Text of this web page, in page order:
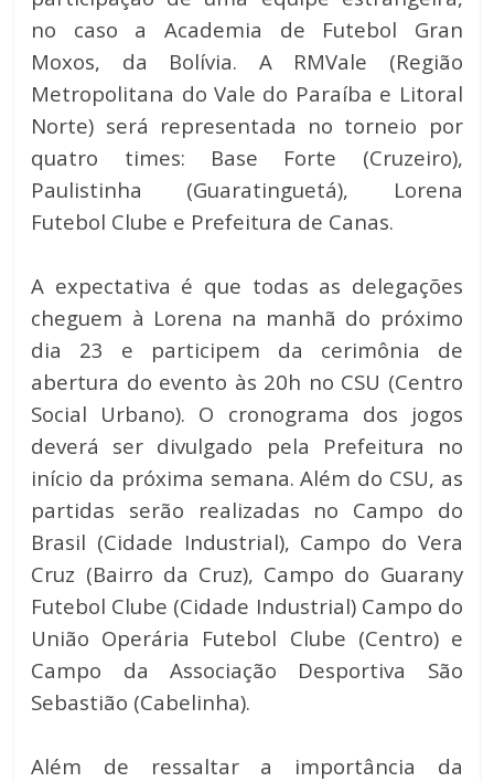
no caso a Academia de Futebol Gran
Moxos, da Bolívia. A RMVale (Região
Metropolitana do Vale do Paraíba e Litoral
Norte) será representada no torneio por
quatro times: Base Forte (Cruzeiro),
Paulistinha (Guaratinguetá), Lorena
Futebol Clube e Prefeitura de Canas.
A expectativa é que todas as delegações
cheguem à Lorena na manhã do próximo
dia 23 e participem da cerimônia de
abertura do evento às 20h no CSU (Centro
Social Urbano). O cronograma dos jogos
deverá ser divulgado pela Prefeitura no
início da próxima semana. Além do CSU, as
partidas serão realizadas no Campo do
Brasil (Cidade Industrial), Campo do Vera
Cruz (Bairro da Cruz), Campo do Guarany
Futebol Clube (Cidade Industrial) Campo do
União Operária Futebol Clube (Centro) e
Campo da Associação Desportiva São
Sebastião (Cabelinha).
Além de ressaltar a importância da